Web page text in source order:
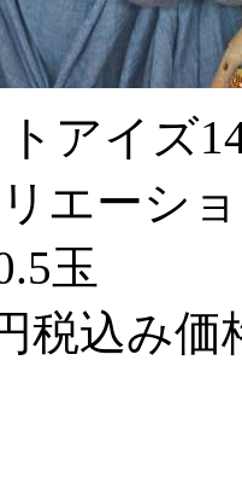
アイズ
エーシ
玉
税込み価